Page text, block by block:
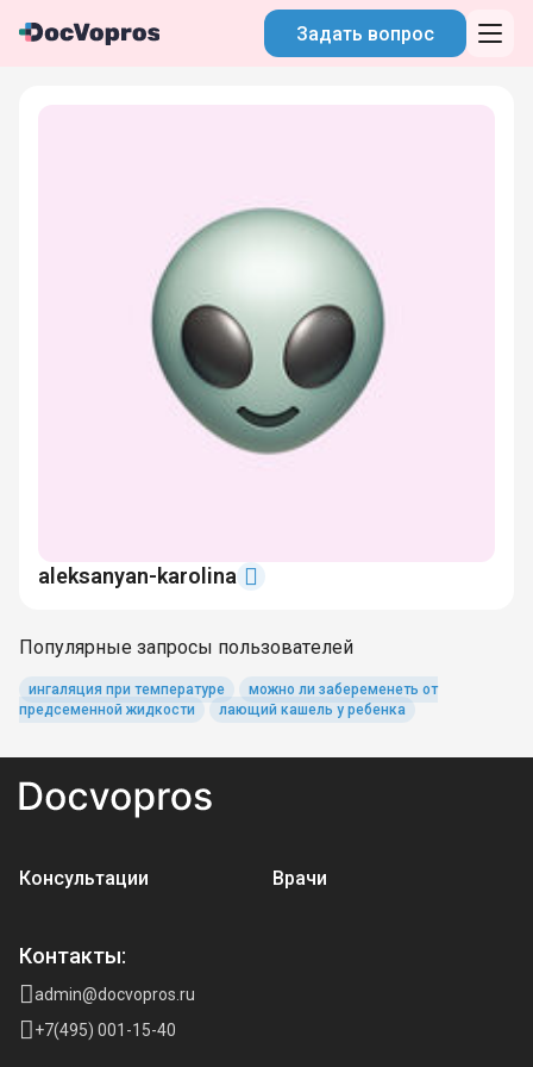
Задать вопрос
aleksanyan-karolina
Популярные запросы пользователей
ингаляция при температуре
можно ли забеременеть от
предсеменной жидкости
лающий кашель у ребенка
Консультации Врачи
Контакты:
admin@docvopros.ru
+7(495) 001-15-40